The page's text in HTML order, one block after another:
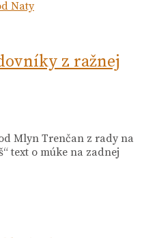
z ražnej
Mlyn Trenčan z rady na
text o múke na zadnej